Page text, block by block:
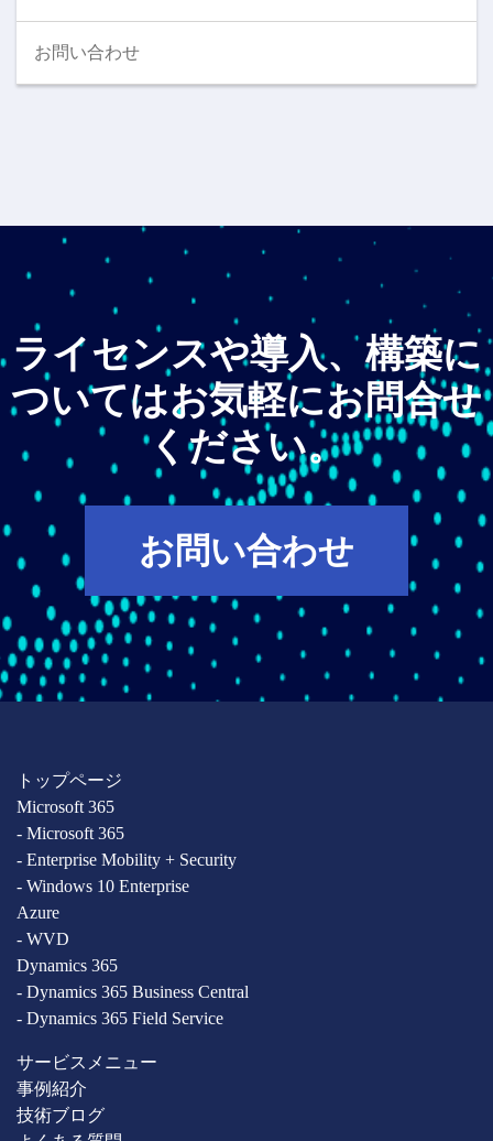
お問い合わせ
ライセンスや導入、構築に
ついてはお気軽にお問合せ
ください。
お問い合わせ
トップページ
Microsoft 365
- Microsoft 365
- Enterprise Mobility + Security
- Windows 10 Enterprise
Azure
- WVD
Dynamics 365
- Dynamics 365 Business Central
- Dynamics 365 Field Service
サービスメニュー
事例紹介
技術ブログ